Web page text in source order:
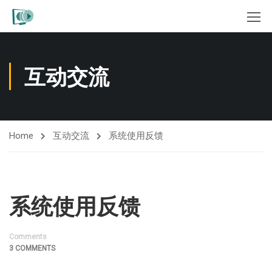
互动交流
Home 互动交流 系统使用反馈
系统使用反馈
Comments
3 COMMENTS